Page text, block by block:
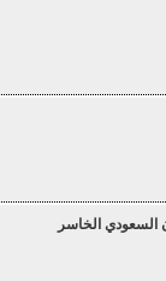
السعودي الخاسر